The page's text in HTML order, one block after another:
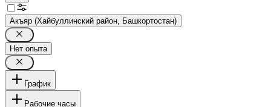
Акъяр (Хайбуллинский район, Башкортостан)
Нет опыта
График
Рабочие часы